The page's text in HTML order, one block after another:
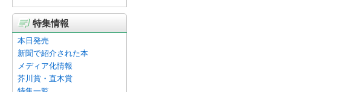
特集情報
本日発売
新聞で紹介された本
メディア化情報
芥川賞・直木賞